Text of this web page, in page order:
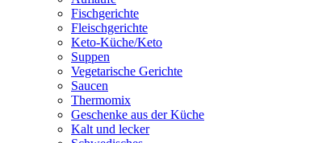
Fischgerichte
Fleischgerichte
Keto-Küche/Keto
Suppen
Vegetarische Gerichte
Saucen
Thermomix
Geschenke aus der Küche
Kalt und lecker